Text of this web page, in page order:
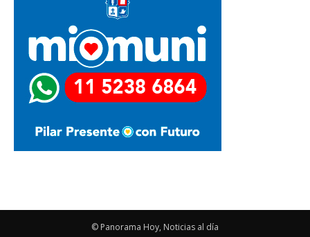
© Panorama Hoy, Noticias al día